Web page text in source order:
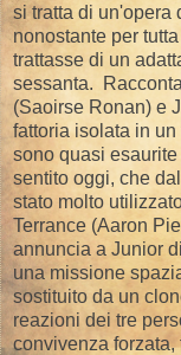
si tratta di un'opera
nonostante per
trattasse di un
sessanta.
(Saoirse Ronan) e
fattoria isolata in
sono quasi
sentito oggi, che
stato molto
Terrance (Aaron
annuncia a Junior
una missione
sostituito da un
reazioni dei tre
convivenza